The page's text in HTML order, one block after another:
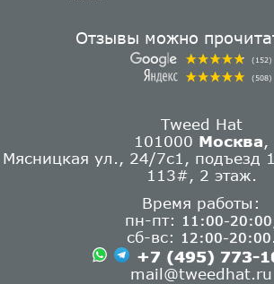
Отзывы можно
(152)
(508)
Tweed Hat
101000 Москва
Мясницкая ул., 24/7с1, подъезд
113#, 2 этаж.
Время работы:
пн-пт:
11:00-20:00
сб-вс:
12:00-20:00
+7 (495) 773-
mail@tweedhat.ru